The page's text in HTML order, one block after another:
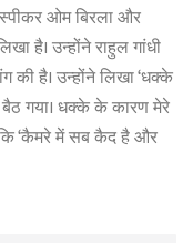
ओम बिरला और
है। उन्होंने राहुल गांधी
है। उन्होंने लिखा ‘धक्के
गया। धक्के के कारण मेरे
‘कैमरे में सब कैद है और